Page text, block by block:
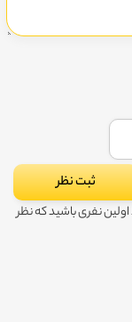
نفری باشید که نظر